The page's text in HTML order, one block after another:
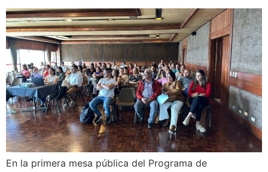
En la primera mesa pública del Programa de